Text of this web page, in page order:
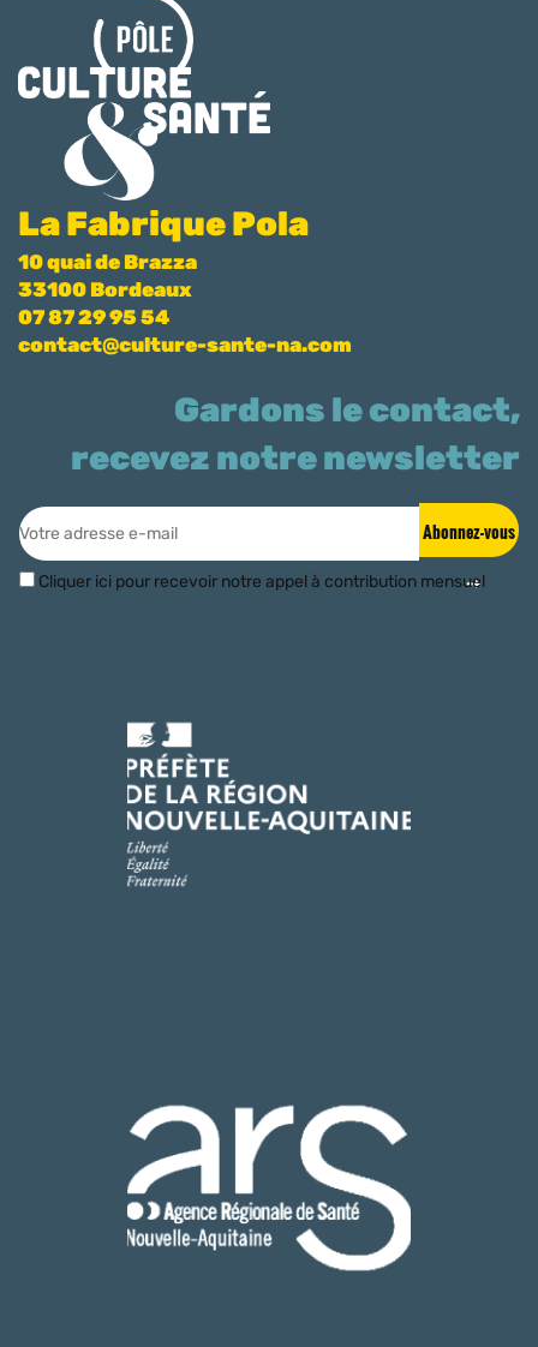
La Fabrique Pola
10 quai de Brazza
33100 Bordeaux
07 87 29 95 54
contact@culture-sante-na.com
Gardons le contact,
recevez notre newsletter
Abonnez-vous
Cliquer ici pour recevoir notre appel à contribution mensuel